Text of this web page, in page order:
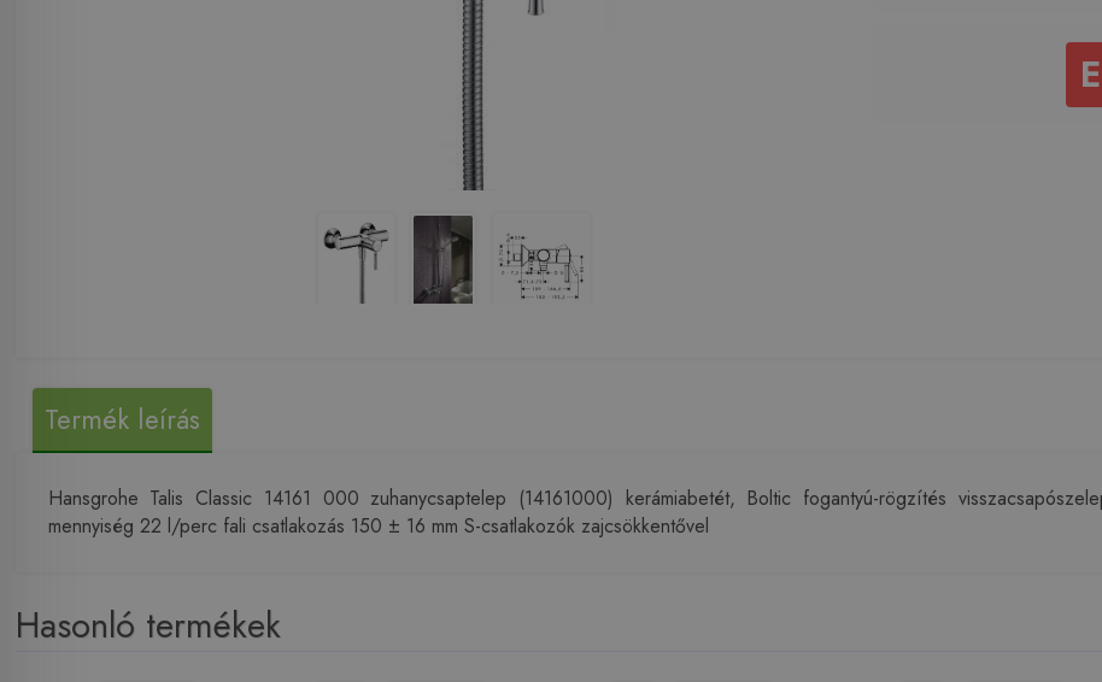
Termék leírás
Hansgrohe Talis Classic 14161 000 zuhanycsaptelep (14161000) kerámiabetét, Boltic fogantyú-rögzítés
mennyiség 22 l/perc fali csatlakozás 150 ± 16 mm S-csatlakozók zajcsökkentővel
Hasonló termékek